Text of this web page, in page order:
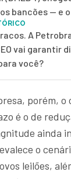
bancões — e
A
vai garantir
você?
porém,
é o de
ainda
o
leilões,